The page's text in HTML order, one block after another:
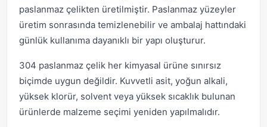
paslanmaz çelikten üretilmiştir. Paslanmaz yüzeyler
üretim sonrasında temizlenebilir ve ambalaj hattındaki
günlük kullanıma dayanıklı bir yapı oluşturur.
304 paslanmaz çelik her kimyasal ürüne sınırsız
biçimde uygun değildir. Kuvvetli asit, yoğun alkali,
yüksek klorür, solvent veya yüksek sıcaklık bulunan
ürünlerde malzeme seçimi yeniden yapılmalıdır.